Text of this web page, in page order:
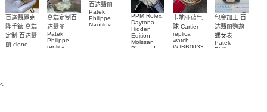
百達翡麗克
隆手錶 高端
定制 百达翡
丽 clone
高端定制百
达翡丽
Patek
Philippe
replica
百达翡丽
Patek
Philippe
Nautilus
PPM Rolex
Daytona
Hidden
Edition
Moissan
Diamond
卡地亚蓝气
球 Cartier
replica
watch
WJBB0033
包金加工 百
达翡丽鹦鹉
螺女表
Patek
Philippe
<